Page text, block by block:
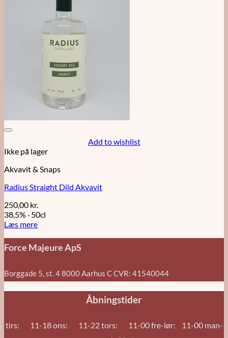
Add to wishlist
Ikke på lager
Akvavit & Snaps
Radius Straight Dild Akvavit
250,00 kr.
38,5% · 50cl
Læs mere
Force Majeure ApS
Borggade 5, st. 4 8000 Aarhus C CVR: 41540044
Åbningstider
tirs: 11-18 ons: 11-22 tors: 11-00 fre-lør: 11-00 man-